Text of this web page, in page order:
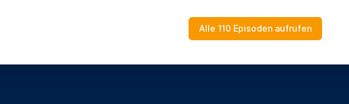
Alle 110 Episoden aufrufen